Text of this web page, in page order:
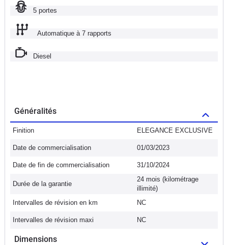
5 portes
Automatique à 7 rapports
Diesel
Généralités
Finition ELEGANCE EXCLUSIVE
Date de commercialisation 01/03/2023
Date de fin de commercialisation 31/10/2024
Durée de la garantie
24 mois (kilométrage
illimité)
Intervalles de révision en km
NC
Intervalles de révision maxi NC
Dimensions